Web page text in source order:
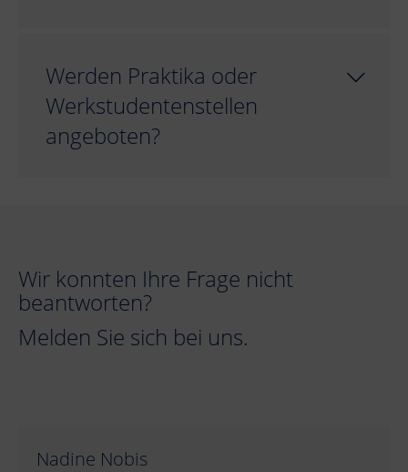
Werden Praktika oder
Werkstudentenstellen
angeboten?
Wir konnten Ihre Frage nicht
beantworten?
Melden Sie sich bei uns.
Nadine Nobis